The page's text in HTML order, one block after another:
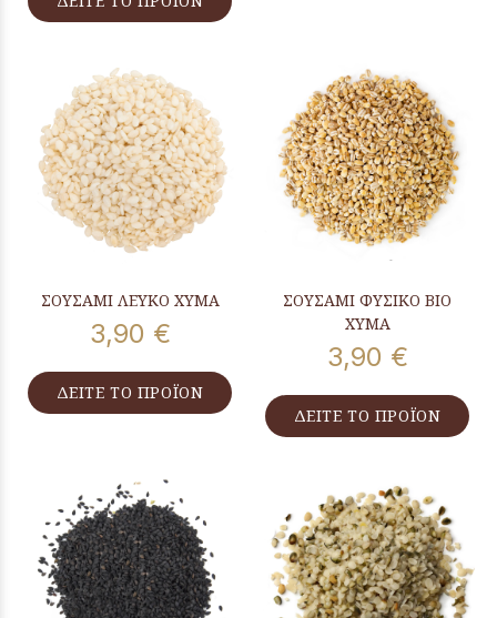
ΣΟΥΣΑΜΙ ΛΕΥΚΟ ΧΥΜΑ
3,90 €
ΔΕΙΤΕ ΤΟ ΠΡΟΪΟΝ
ΣΟΥΣΑΜΙ ΦΥΣΙΚΟ ΒΙΟ
ΧΥΜΑ
3,90 €
ΔΕΙΤΕ ΤΟ ΠΡΟΪΟΝ